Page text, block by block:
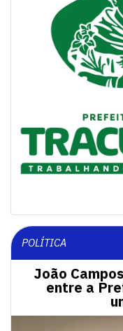
POLÍTICA
João
entre a